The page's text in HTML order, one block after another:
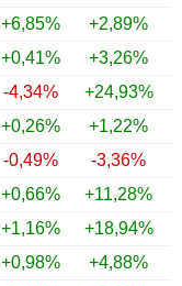
+6,85% +2,89%
+0,41% +3,26%
-4,34% +24,93%
+0,26% +1,22%
-0,49% -3,36%
+0,66% +11,28%
+1,16% +18,94%
+0,98% +4,88%